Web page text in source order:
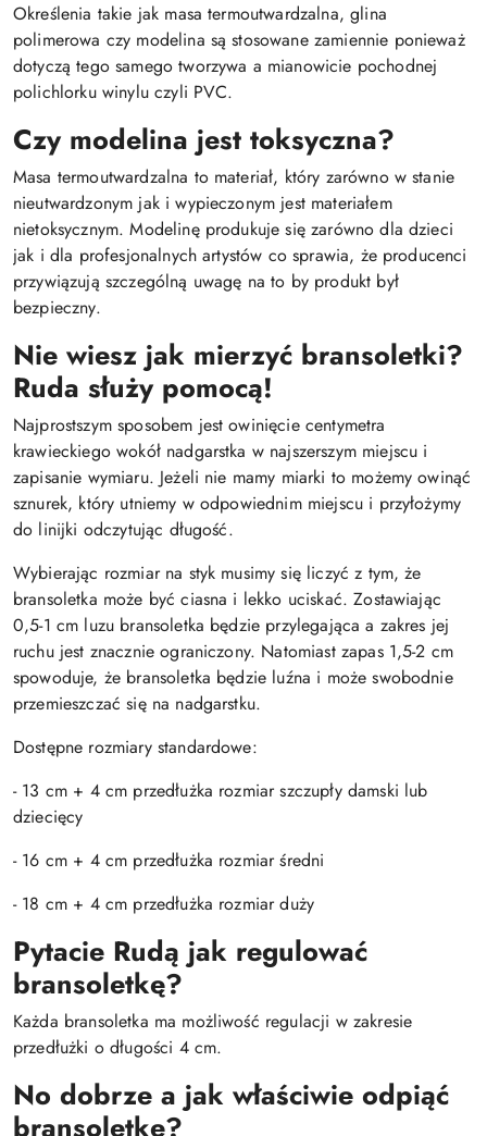
Określenia takie jak masa termoutwardzalna, glina
polimerowa czy modelina są stosowane zamiennie ponieważ
dotyczą tego samego tworzywa a mianowicie pochodnej
polichlorku winylu czyli PVC.
Czy modelina jest toksyczna?
Masa termoutwardzalna to materiał, który zarówno w stanie
nieutwardzonym jak i wypieczonym jest materiałem
nietoksycznym. Modelinę produkuje się zarówno dla dzieci
jak i dla profesjonalnych artystów co sprawia, że producenci
przywiązują szczególną uwagę na to by produkt był
bezpieczny.
Nie wiesz jak mierzyć bransoletki?
Ruda służy pomocą!
Najprostszym sposobem jest owinięcie centymetra
krawieckiego wokół nadgarstka w najszerszym miejscu i
zapisanie wymiaru. Jeżeli nie mamy miarki to możemy owinąć
sznurek, który utniemy w odpowiednim miejscu i przyłożymy
do linijki odczytując długość.
Wybierając rozmiar na styk musimy się liczyć z tym, że
bransoletka może być ciasna i lekko uciskać. Zostawiając
0,5-1 cm luzu bransoletka będzie przylegająca a zakres jej
ruchu jest znacznie ograniczony. Natomiast zapas 1,5-2 cm
spowoduje, że bransoletka będzie luźna i może swobodnie
przemieszczać się na nadgarstku.
Dostępne rozmiary standardowe:
- 13 cm + 4 cm przedłużka rozmiar szczupły damski lub
dziecięcy
- 16 cm + 4 cm przedłużka rozmiar średni
- 18 cm + 4 cm przedłużka rozmiar duży
Pytacie Rudą jak regulować
bransoletkę?
Każda bransoletka ma możliwość regulacji w zakresie
przedłużki o długości 4 cm.
No dobrze a jak właściwie odpiąć
bransoletkę?